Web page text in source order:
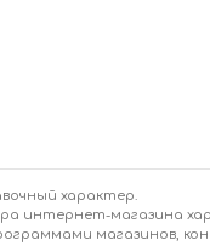
характер.
интернет-магазина
магазинов,